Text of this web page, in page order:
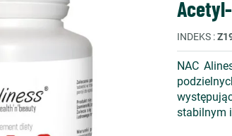
INDEKS
NAC
stabilnym